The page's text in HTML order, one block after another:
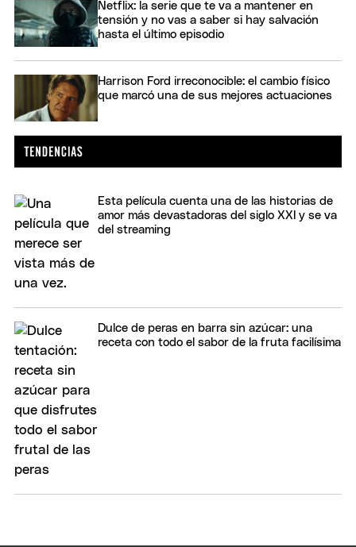
Netflix: la serie que te va a mantener en
tensión y no vas a saber si hay salvación
hasta el último episodio
Harrison Ford irreconocible: el cambio físico
que marcó una de sus mejores actuaciones
Esta película cuenta una de las historias de
amor más devastadoras del siglo XXI y se va
del streaming
Dulce de peras en barra sin azúcar: una
receta con todo el sabor de la fruta facilísima